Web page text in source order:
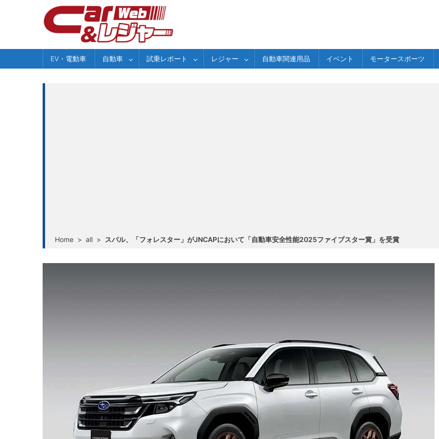
EV・電動車 自動車 試乗レポート レジャー 自動車関連用品 イベント モータースポーツ
Home > all > スバル、「フォレスター」がJNCAPにおいて「自動車安全性能2025ファイブスター賞」を受賞